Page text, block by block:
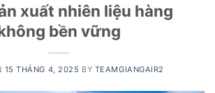
xuất nhiên liệu hàng
bền vững
15 THÁNG 4, 2025 BY TEAMGIANGAIR2